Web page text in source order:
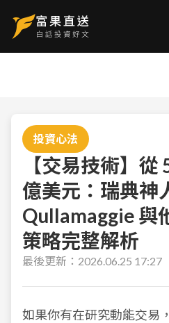
投資心法
【交易技術】從
億美元：瑞典神
Qullamaggie 與
策略完整解析
最後更新： 2026.06.25 17:27
如果你有在研究動能交易